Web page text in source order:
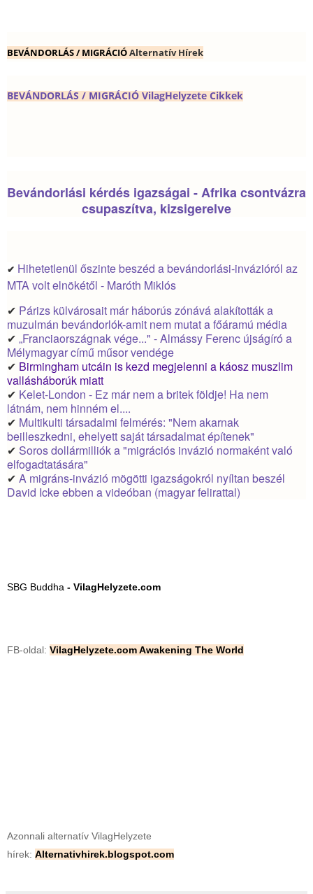
BEVÁNDORLÁS / MIGRÁCIÓAlternatív Hírek
BEVÁNDORLÁS / MIGRÁCIÓ VilagHelyzete Cikkek
Bevándorlási kérdés igazságai - Afrika csontvázra
csupaszítva, kizsigerelve
✔ Hihetetlenül őszinte beszéd a bevándorlási-invázióról az
MTA volt elnökétől - Maróth Miklós
✔ Párizs külvárosait már háborús zónává alakították a
muzulmán bevándorlók-amit nem mutat a főáramú média
✔ „Franciaországnak vége..." - Almássy Ferenc újságíró a
Mélymagyar című műsor vendége
✔ Birmingham utcáin is kezd megjelenni a káosz muszlim
vallásháborúk miatt
✔ Kelet-London - Ez már nem a britek földje! Ha nem
látnám, nem hinném el....
✔ Multikulti társadalmi felmérés: "Nem akarnak
beilleszkedni, ehelyett saját társadalmat építenek"
✔ Soros dollármilliók a "migrációs invázió normaként való
elfogadtatására"
✔ A migráns-invázió mögötti igazságokról nyíltan beszél
David Icke ebben a videóban (magyar felirattal)
SBG Buddha - VilagHelyzete.com
FB-oldal: VilagHelyzete.com Awakening The World
Azonnali alternatív VilagHelyzete
hírek: Alternativhirek.blogspot.com